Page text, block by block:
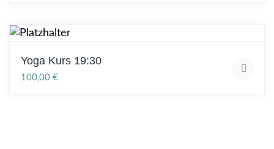
Yoga Kurs 19:30
100,00 €